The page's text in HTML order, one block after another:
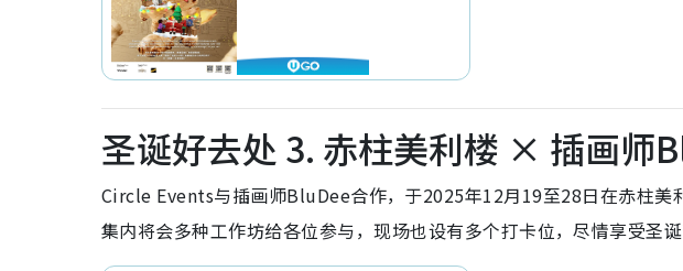
圣诞好去处 3. 赤柱美利楼 × 插画师
Circle Events与插画师BluDee合作，于2025年12月19至28日在赤柱
集内将会多种工作坊给各位参与，现场也设有多个打卡位，尽情享受圣诞